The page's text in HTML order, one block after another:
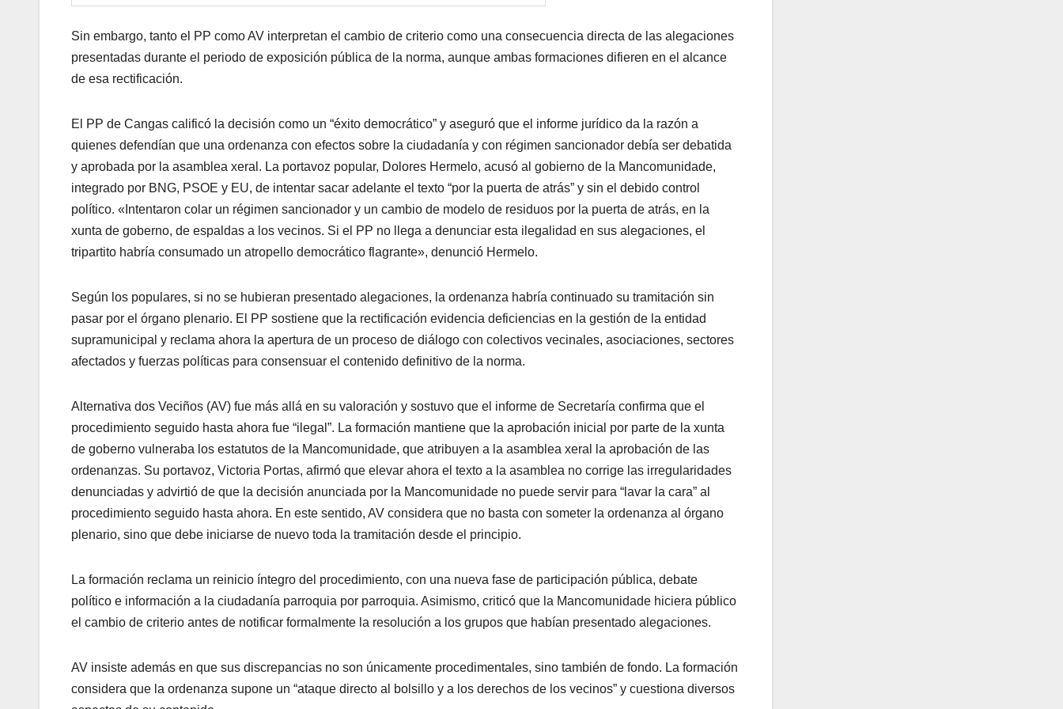
Sin embargo, tanto el PP como AV interpretan el cambio de criterio como una consecuencia directa de las alegaciones
presentadas durante el periodo de exposición pública de la norma, aunque ambas formaciones difieren en el alcance
de esa rectificación.
El PP de Cangas calificó la decisión como un “éxito democrático” y aseguró que el informe jurídico da la razón a
quienes defendían que una ordenanza con efectos sobre la ciudadanía y con régimen sancionador debía ser debatida
y aprobada por la asamblea xeral. La portavoz popular, Dolores Hermelo, acusó al gobierno de la Mancomunidade,
integrado por BNG, PSOE y EU, de intentar sacar adelante el texto “por la puerta de atrás” y sin el debido control
político. «Intentaron colar un régimen sancionador y un cambio de modelo de residuos por la puerta de atrás, en la
xunta de goberno, de espaldas a los vecinos. Si el PP no llega a denunciar esta ilegalidad en sus alegaciones, el
tripartito habría consumado un atropello democrático flagrante», denunció Hermelo.
Según los populares, si no se hubieran presentado alegaciones, la ordenanza habría continuado su tramitación sin
pasar por el órgano plenario. El PP sostiene que la rectificación evidencia deficiencias en la gestión de la entidad
supramunicipal y reclama ahora la apertura de un proceso de diálogo con colectivos vecinales, asociaciones, sectores
afectados y fuerzas políticas para consensuar el contenido definitivo de la norma.
Alternativa dos Veciños (AV) fue más allá en su valoración y sostuvo que el informe de Secretaría confirma que el
procedimiento seguido hasta ahora fue “ilegal”. La formación mantiene que la aprobación inicial por parte de la xunta
de goberno vulneraba los estatutos de la Mancomunidade, que atribuyen a la asamblea xeral la aprobación de las
ordenanzas. Su portavoz, Victoria Portas, afirmó que elevar ahora el texto a la asamblea no corrige las irregularidades
denunciadas y advirtió de que la decisión anunciada por la Mancomunidade no puede servir para “lavar la cara” al
procedimiento seguido hasta ahora. En este sentido, AV considera que no basta con someter la ordenanza al órgano
plenario, sino que debe iniciarse de nuevo toda la tramitación desde el principio.
La formación reclama un reinicio íntegro del procedimiento, con una nueva fase de participación pública, debate
político e información a la ciudadanía parroquia por parroquia. Asimismo, criticó que la Mancomunidade hiciera público
el cambio de criterio antes de notificar formalmente la resolución a los grupos que habían presentado alegaciones.
AV insiste además en que sus discrepancias no son únicamente procedimentales, sino también de fondo. La formación
considera que la ordenanza supone un “ataque directo al bolsillo y a los derechos de los vecinos” y cuestiona diversos